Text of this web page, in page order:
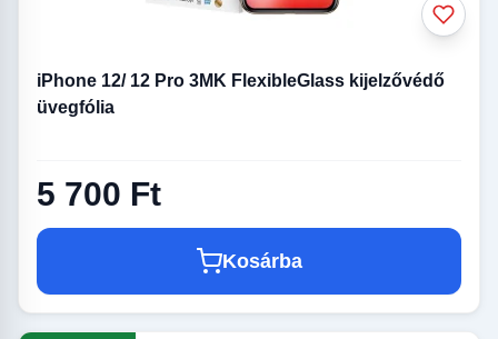
iPhone 12/ 12 Pro 3MK FlexibleGlass kijelzővédő
üvegfólia
5 700 Ft
Kosárba